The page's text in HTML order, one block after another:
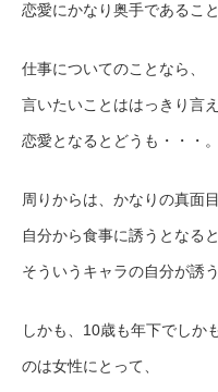
恋愛にかなり奥手であること
仕事についてのことなら、
言いたいことははっきり言え
恋愛となるとどうも・・・。
周りからは、かなりの真面
自分から食事に誘うとなる
そういうキャラの自分が誘
しかも、10歳も年下でしか
のは女性にとって、